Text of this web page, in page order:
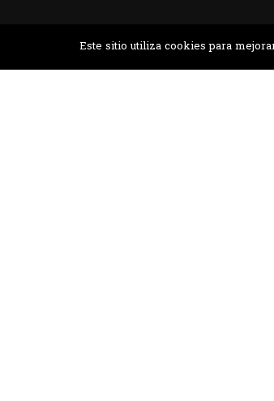
Este sitio utiliza cookies para